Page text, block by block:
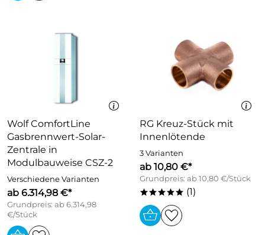
Wolf ComfortLine
Gasbrennwert-Solar-
Zentrale in
Modulbauweise CSZ-2
Verschiedene Varianten
ab 6.314,98 €*
Grundpreis: ab 6.314,98
€/Stück
RG Kreuz-Stück mit
Innenlötende
3 Varianten
ab 10,80 €*
Grundpreis: ab 10,80 €/Stück
***** (1)